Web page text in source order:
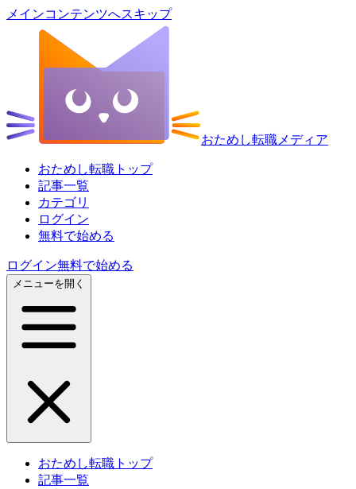
メインコンテンツへスキップ
おためし転職メディア
おためし転職トップ
記事一覧
カテゴリ
ログイン
無料で始める
ログイン無料で始める
メニューを開く
おためし転職トップ
記事一覧